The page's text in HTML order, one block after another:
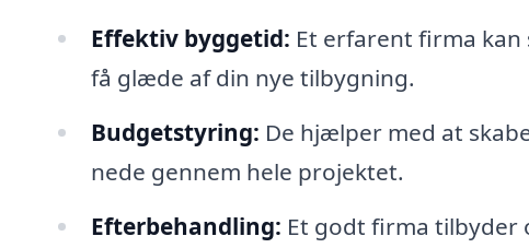
Effektiv byggetid: Et erfarent firma
få glæde af din nye tilbygning.
Budgetstyring: De hjælper med at
nede gennem hele projektet.
Efterbehandling: Et godt firma tilbyder